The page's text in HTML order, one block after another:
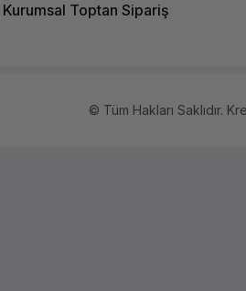
Kurumsal Toptan Sipariş
© Tüm Hakları Saklıdır.